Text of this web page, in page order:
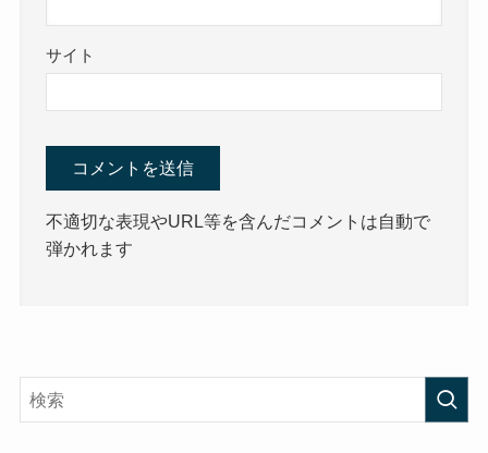
サイト
不適切な表現やURL等を含んだコメントは自動で
弾かれます